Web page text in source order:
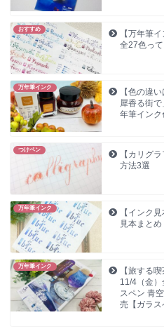
おすすめ
【万年筆
全27色って
万年筆インク
【色の違
犀香る街
年筆インク
つけペン
【カリグ
方法3選
万年筆インク
【インク
見本まと
万年筆インク
【旅する
11/4（金
スペン 青
売【ガラス